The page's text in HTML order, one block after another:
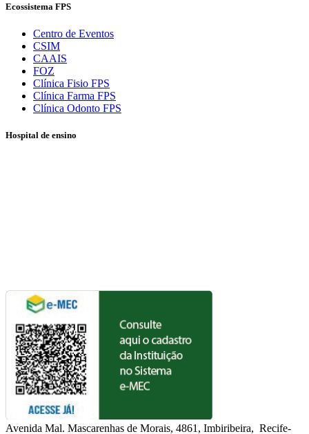
Ecossistema FPS
Centro de Eventos
CSIM
CAAIS
FOZ
Clínica Fisio FPS
Clínica Farma FPS
Clínica Odonto FPS
Hospital de ensino
Avenida Mal. Mascarenhas de Morais, 4861, Imbiribeira, Recife-